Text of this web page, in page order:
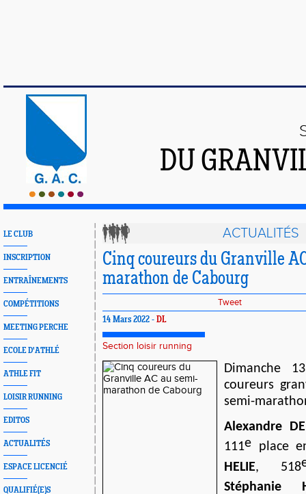
DU
LE CLUB
INSCRIPTION
ENTRAÎNEMENTS
COMPÉTITIONS
MEETING PERCHE
ECOLE D'ATHLÉ
ATHLE FIT
LOISIR RUNNING
EDITOS
ACTUALITÉS
ESPACE LICENCIÉ
QUALIFIÉ(E)S
ACTUALITÉS
Cinq coureurs du Granville
marathon de Cabourg
Tweet
14 Mars 2022 - DL
Section loisir running
Dimanche
coureurs
semi-
Alexandre
111e place
HELIE, 518
Stéphanie